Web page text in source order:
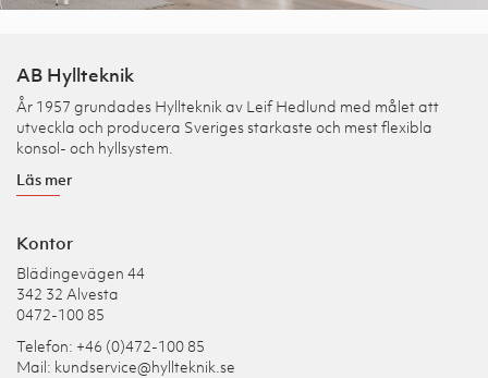
AB Hyllteknik
År 1957 grundades Hyllteknik av Leif Hedlund med målet att
utveckla och producera Sveriges starkaste och mest flexibla
konsol- och hyllsystem.
Läs mer
Kontor
Blädingevägen 44
342 32 Alvesta
0472-100 85
Telefon: +46 (0)472-100 85
Mail: kundservice@hyllteknik.se